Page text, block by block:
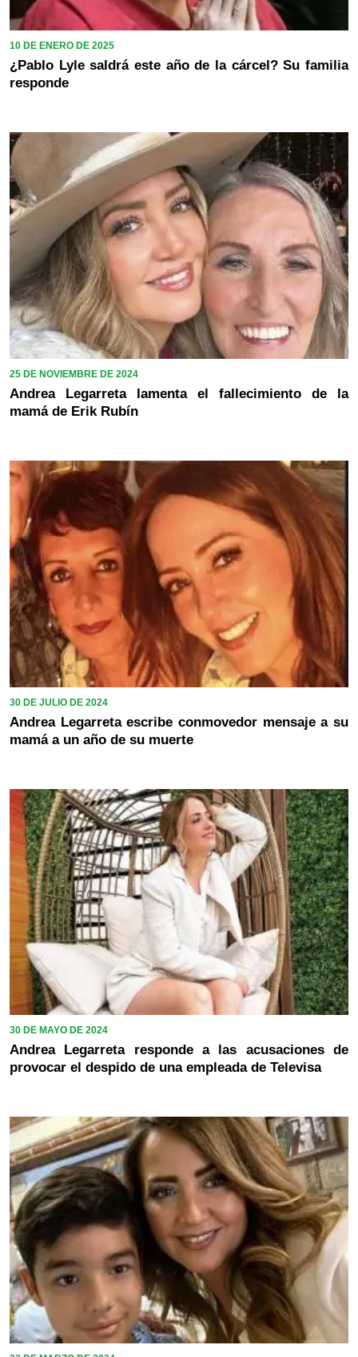
10 DE ENERO DE 2025
¿Pablo Lyle saldrá este año de la cárcel? Su familia
responde
25 DE NOVIEMBRE DE 2024
Andrea Legarreta lamenta el fallecimiento de la
mamá de Erik Rubín
30 DE JULIO DE 2024
Andrea Legarreta escribe conmovedor mensaje a su
mamá a un año de su muerte
30 DE MAYO DE 2024
Andrea Legarreta responde a las acusaciones de
provocar el despido de una empleada de Televisa